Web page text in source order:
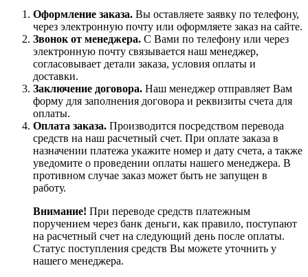
Оформление заказа. Вы оставляете заявку по телефону,
через электронную почту или оформляете заказ на сайте.
Звонок от менеджера. С Вами по телефону или через
электронную почту связывается наш менеджер,
согласовывает детали заказа, условия оплаты и
доставки.
Заключение договора. Наш менеджер отправляет Вам
форму для заполнения договора и реквизиты счета для
оплаты.
Оплата заказа. Производится посредством перевода
средств на наш расчетный счет. При оплате заказа в
назначении платежа укажите номер и дату счета, а также
уведомите о проведении оплаты нашего менеджера. В
противном случае заказ может быть не запущен в
работу.
Внимание! При переводе средств платежным
поручением через банк деньги, как правило, поступают
на расчетный счет на следующий день после оплаты.
Статус поступления средств Вы можете уточнить у
нашего менеджера.